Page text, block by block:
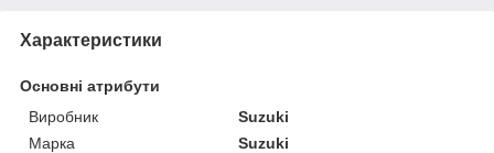
Характеристики
Основні атрибути
Виробник
Suzuki
Марка
Suzuki